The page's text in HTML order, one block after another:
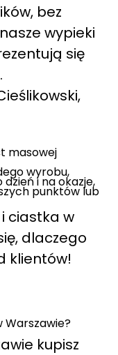
bez
wypieki
się
masowej
wyrobu,
i na okazje,
punktów lub
ciastka w
dlaczego
klientów!
Warszawie?
kupisz